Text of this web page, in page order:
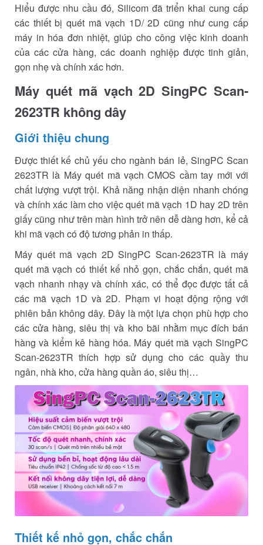
Hiểu được nhu cầu đó, Silicom đã triển khai cung cấp
các thiết bị quét mã vạch 1D/ 2D cũng như cung cấp
máy in hóa đơn nhiệt, giúp cho công việc kinh doanh
của các cửa hàng, các doanh nghiệp được tinh giản,
gọn nhẹ và chính xác hơn.
Máy quét mã vạch 2D SingPC Scan-
2623TR không dây
Giới thiệu chung
Được thiết kế chủ yếu cho ngành bán lẻ, SingPC Scan
2623TR là Máy quét mã vạch CMOS cầm tay mới với
chất lượng vượt trội. Khả năng nhận diện nhanh chóng
và chính xác làm cho việc quét mã vạch 1D hay 2D trên
giấy cũng như trên màn hình trở nên dễ dàng hơn, kể cả
khi mã vạch có độ tương phản in thấp.
Máy quét mã vạch 2D SingPC Scan-2623TR là máy
quét mã vạch có thiết kế nhỏ gọn, chắc chắn, quét mã
vạch nhanh nhạy và chính xác, có thể đọc được tất cả
các mã vạch 1D và 2D. Phạm vi hoạt động rộng với
phiên bản không dây. Đây là một lựa chọn phù hợp cho
các cửa hàng, siêu thị và kho bãi nhằm mục đích bán
hàng và kiểm kê hàng hóa. Máy quét mã vạch SingPC
Scan-2623TR thích hợp sử dụng cho các quầy thu
ngân, nhà kho, cửa hàng quần áo, siêu thị…
Thiết kế nhỏ gọn, chắc chắn